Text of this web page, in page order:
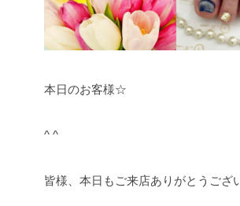
本日のお客様☆
^ ^
皆様、本日もご来店ありがとうござ